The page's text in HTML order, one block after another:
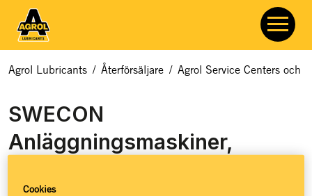
Agrol Lubricants / Återförsäljare / Agrol Service Centers och
SWECON
Anläggningsmaskiner,
Cookies